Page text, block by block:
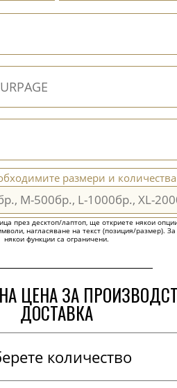
размери и
през десктоп/лаптоп, ще откриете някои
нагласяване на текст (позиция/размер).
някои функции са ограничени.
ЦЕНА ЗА
ДОСТАВКА